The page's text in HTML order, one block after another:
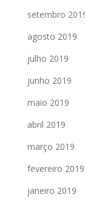
setembro
agosto 2019
julho 2019
junho 2019
maio 2019
abril 2019
março 2019
fevereiro 2019
janeiro 2019